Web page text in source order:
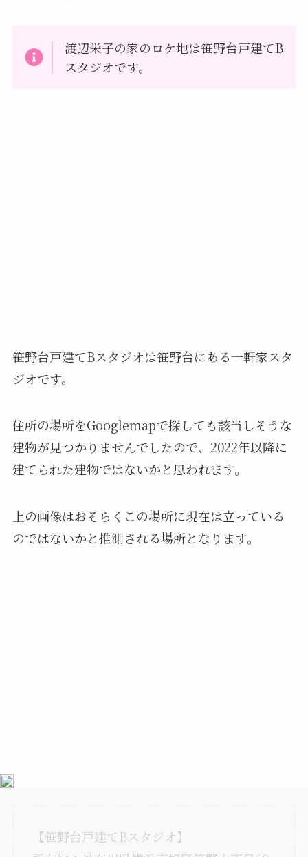
渡辺栄子の家のロケ地は笹野台戸建てB
スタジオです。
笹野台戸建てBスタジオは笹野台にある一軒家スタ
ジオです。
住所の場所をGooglemapで探しても該当しそうな
建物が見つかりませんでしたので、2022年以降に
建てられた建物ではないかと思われます。
上の画像はおそらくこの場所に現在は立っている
のではないかと推測される場所となります。
【笹野台戸建てBスタジオ】